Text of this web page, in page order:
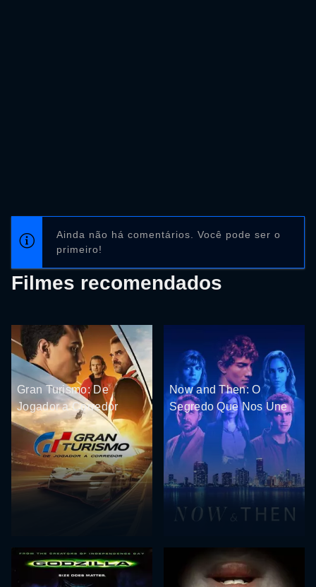
Ainda não há comentários. Você pode ser o
primeiro!
Filmes recomendados
Gran Turismo: De
Jogador a Corredor
Now and Then: O
Segredo Que Nos Une